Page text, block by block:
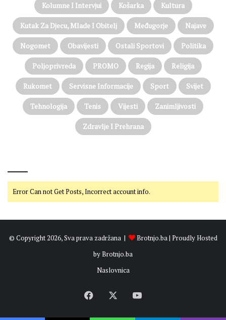
Kolumne I Intervjui Košarka Kultura
Kutak Za Djecu, Mlade I Obitelj Međugorje Najave
Nogomet Obavijesti Ostali Sportovi Politika
Poljoprivreda PROMO Regija Religija
Rukomet Servisne Informacije Sport Svijet
Tehnologija Tenis Vijesti Zanimljivosti
Zdravlje I Prehrana
Error Can not Get Posts, Incorrect account info.
© Copyright 2026, Sva prava zadržana | Brotnjo.ba| Proudly Hosted
byBrotnjo.ba
Naslovnica
Facebook YouTube